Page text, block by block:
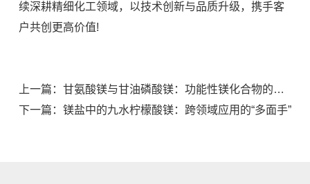
续深耕精细化工领域，以技术创新与品质升级，携手客
户共创更高价值!
上一篇：甘氨酸镁与甘油磷酸镁：功能性镁化合物的差异化应用
下一篇：镁盐中的九水柠檬酸镁：跨领域应用的“多面手”